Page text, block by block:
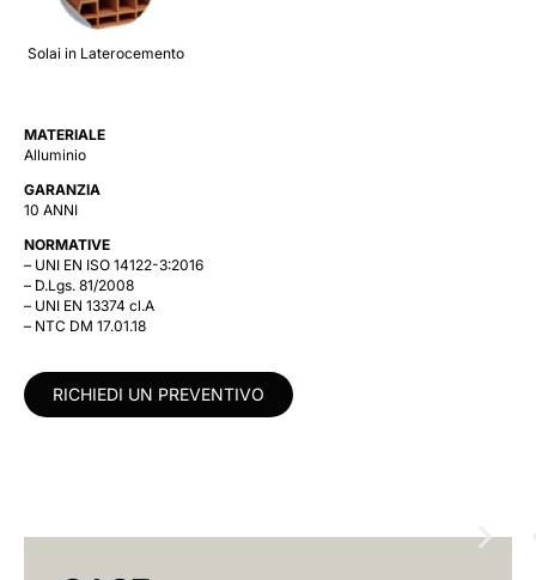
Solai in Laterocemento
MATERIALE
Alluminio
GARANZIA
10 ANNI
NORMATIVE
– UNI EN ISO 14122-3:2016
– D.Lgs. 81/2008
– UNI EN 13374 cl.A
– NTC DM 17.01.18
RICHIEDI UN PREVENTIVO